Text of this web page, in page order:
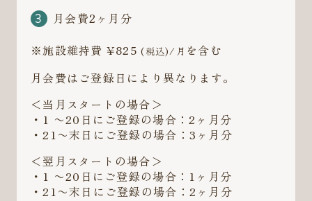
月会費2ヶ月分
※施設維持費 ¥825 (税込)/月 を含む
月会費はご登録日により異なります。
＜当月スタートの場合＞
・1 〜20日にご登録の場合：2ヶ月分
・21〜末日にご登録の場合：3ヶ月分
＜翌月スタートの場合＞
・1 〜20日にご登録の場合：1ヶ月分
・21〜末日にご登録の場合：2ヶ月分